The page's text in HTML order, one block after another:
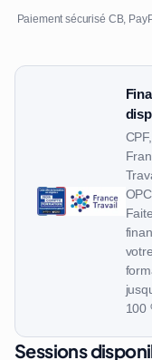
Paiement sécurisé CB,
CPF,
votre
100
Sessions